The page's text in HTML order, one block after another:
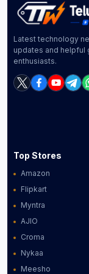
Latest technology
updates and helpful
enthusiasts.
Top Stores
Amazon
Flipkart
Myntra
AJIO
Croma
Nykaa
Meesho